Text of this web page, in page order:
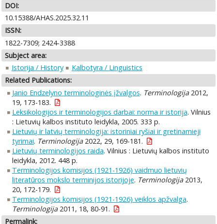
DOI:
10.15388/AHAS.2025.32.11
ISSN:
1822-7309; 2424-3388
Subject area:
Istorija / History
Kalbotyra / Linguistics
Related Publications:
Janio Endzelyno terminologinės įžvalgos. Terminologija2012,
19, 173-183.
Leksikologijos ir terminologijos darbai: norma ir istorija. Vilnius
: Lietuvių kalbos instituto leidykla, 2005. 333 p.
Lietuvių ir latvių terminologija: istoriniai ryšiai ir gretinamieji
tyrimai. Terminologija2022, 29, 169-181.
Lietuvių terminologijos raida. Vilnius : Lietuvių kalbos instituto
leidykla, 2012. 448 p.
Terminologijos komisijos (1921-1926) vaidmuo lietuvių
literatūros mokslo terminijos istorijoje. Terminologija2013,
20, 172-179.
Terminologijos komisijos (1921-1926) veiklos apžvalga.
Terminologija2011, 18, 80-91.
Permalink: